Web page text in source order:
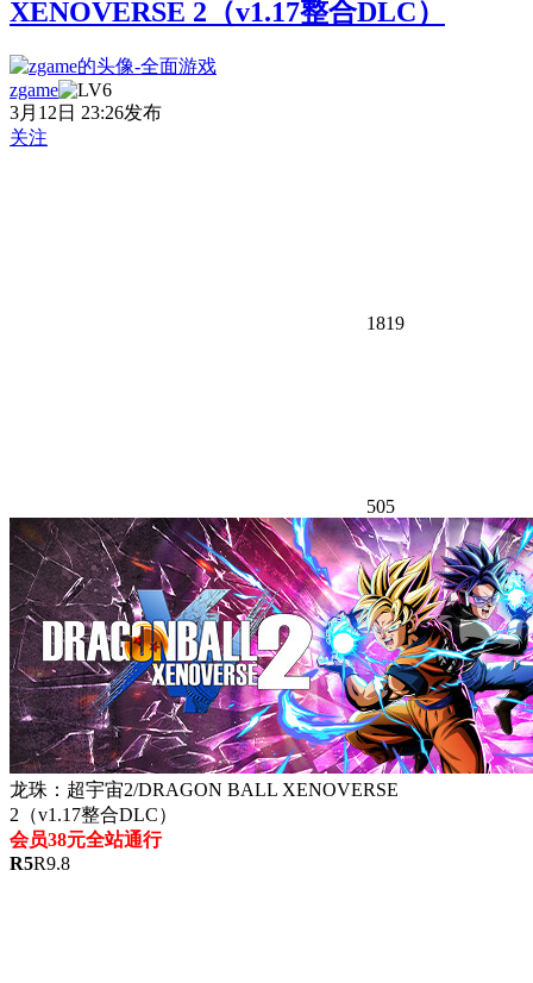
XENOVERSE 2（v1.17整合DLC）
zgame
3月12日 23:26发布
关注
1819
505
龙珠：超宇宙2/DRAGON BALL XENOVERSE
2（v1.17整合DLC）
会员38元全站通行
R5R9.8